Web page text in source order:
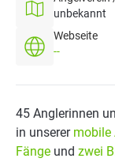
unbekannt
Webseite
--
45 Anglerinnen
in unserer mobile
Fänge und zwei